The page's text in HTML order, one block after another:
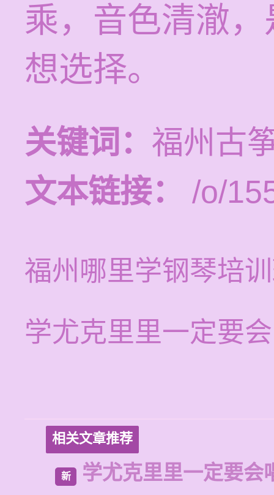
乘，音色清澈
想选择。
关键词： 福州古
文本链接：
/o/
福州哪里学钢琴培
学尤克里里一定要
相关文章推荐
新 学尤克里里一定要会